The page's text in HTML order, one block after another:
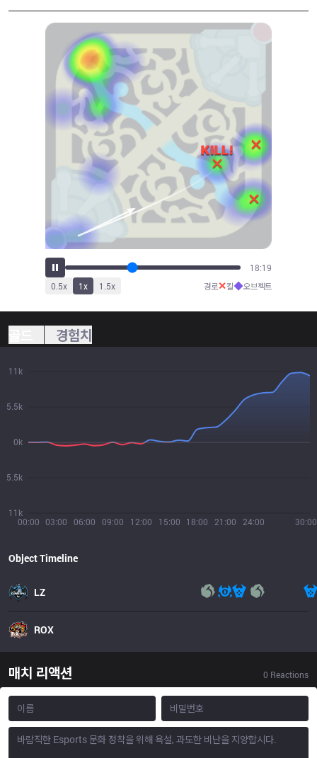
20:03
0.5x 1x 1.5x 경로✕킬◆오브젝트
경험치
00:00 03:00 06:00 09:00 12:00 15:00 18:00 21:00 24:00 30:00
11k
5.5k
0k
5.5k
11k
Object Timeline
LZ
ROX
매치 리액션 0 Reactions